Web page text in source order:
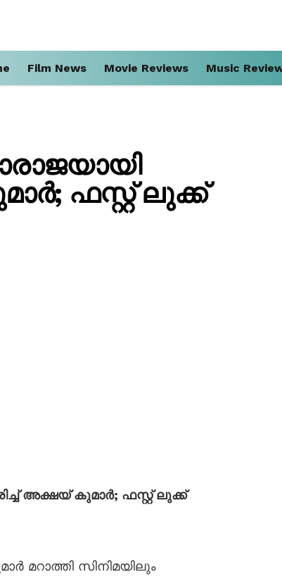
Film News Movie Reviews Music
ഫസ്റ്റ് ലുക്ക്
അക്ഷയ് കുമാർ; ഫസ്റ്റ് ലുക്ക്
മറാത്തി സിനിമയിലും